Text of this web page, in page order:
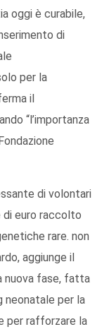
oggi è curabile,
di
per la
il
“l’importanza
di volontari
euro raccolto
rare. non
aggiunge il
nuova fase, fatta
neonatale per la
per rafforzare la